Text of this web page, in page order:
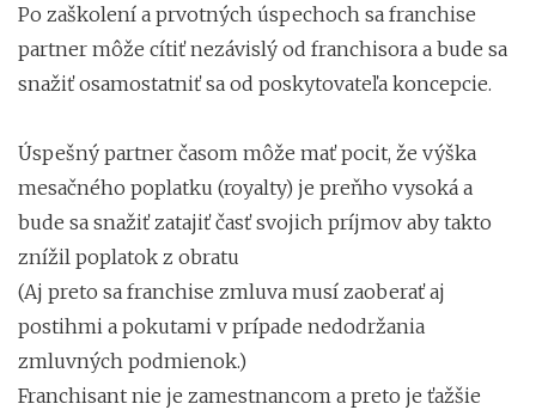
Po zaškolení a prvotných úspechoch sa franchise
partner môže cítiť nezávislý od franchisora a bude sa
snažiť osamostatniť sa od poskytovateľa koncepcie.
Úspešný partner časom môže mať pocit, že výška
mesačného poplatku (royalty) je preňho vysoká a
bude sa snažiť zatajiť časť svojich príjmov aby takto
znížil poplatok z obratu
(Aj preto sa franchise zmluva musí zaoberať aj
postihmi a pokutami v prípade nedodržania
zmluvných podmienok.)
Franchisant nie je zamestnancom a preto je ťažšie